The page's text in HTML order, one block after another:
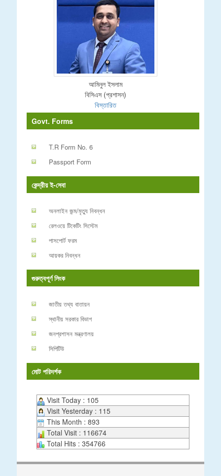
আমিনুল ইসলাম
বিসিএস (প্রশাসন)
বিস্তারিত
Govt. Forms
T.R Form No. 6
Passport Form
কেন্দ্রীয় ই-সেবা
অনলাইন জন্ম/মৃত্যু নিবন্ধন
রেলওয়ে টিকেটিং সিস্টেম
পাসপোর্ট ফরম
আয়কর নিবন্ধন
গুরুত্বপূর্ণ লিংক
জাতীয় তথ্য বাতায়ন
স্থানীয় সরকার বিভাগ
জনপ্রশাসন মন্ত্রণালয়
সিপিটিউ
মোট পরিদর্শক
Visit Today : 105
Visit Yesterday : 115
This Month : 893
Total Visit : 116674
Total Hits : 354766